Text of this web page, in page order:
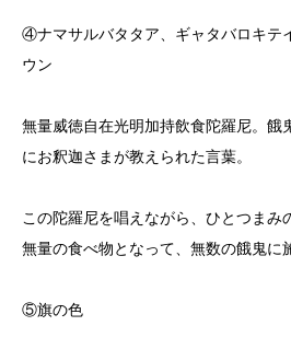
④ナマサルバタタア、ギャタバロキテ
ウン
無量威徳自在光明加持飲食陀羅尼。餓
にお釈迦さまが教えられた言葉。
この陀羅尼を唱えながら、ひとつまみ
無量の食べ物となって、無数の餓鬼に
⑤旗の色